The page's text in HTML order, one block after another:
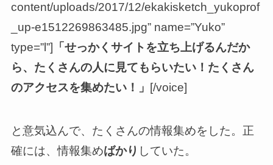
content/uploads/2017/12/ekakisketch_yukoprof
_up-e1512269863485.jpg” name=”Yuko”
type=”l”] 「せっかくサイトを立ち上げるんだか
ら、たくさんの人に見てもらいたい！たくさん
のアクセスを集めたい！」
[/voice]
と意気込んで、たくさんの情報集めをした。正
確には、情報集めばかり していた。